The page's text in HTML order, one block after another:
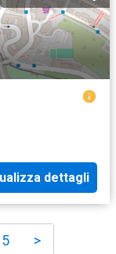
dettagli
5 >